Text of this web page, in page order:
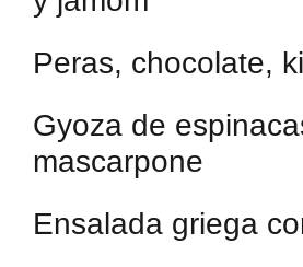
Peras, chocolate,
Gyoza de
mascarpone
Ensalada griega